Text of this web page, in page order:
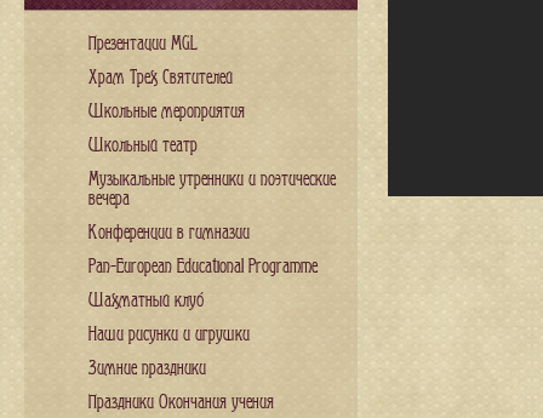
Презентации MGL
Храм Трех Святителей
Школьные мероприятия
Школьный театр
Музыкальные утренники и поэтические
вечера
Конференции в гимназии
Pan-European Educational Programme
Шахматный клуб
Наши рисунки и игрушки
Зимние праздники
Праздники Окончания учения